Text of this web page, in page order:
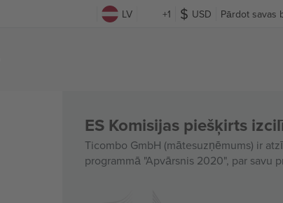
LV +1 USD Pārdot savas
ES Komisijas piešķirts
Ticombo GmbH (mātesuzņēmums) ir
programmā "Apvārsnis 2020", par savu